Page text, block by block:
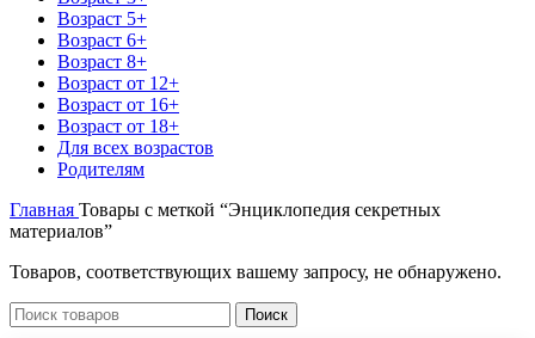
Возраст 5+
Возраст 6+
Возраст 8+
Возраст от 12+
Возраст от 16+
Возраст от 18+
Для всех возрастов
Родителям
Главная Товары с меткой “Энциклопедия секретных
материалов”
Товаров, соответствующих вашему запросу, не обнаружено.
Поиск